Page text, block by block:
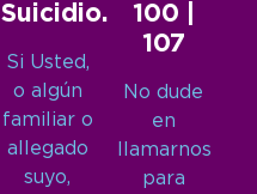
Suicidio.
Si Usted,
o algún
familiar o
allegado
suyo,
100 |
107
No dude
en
llamarnos
para